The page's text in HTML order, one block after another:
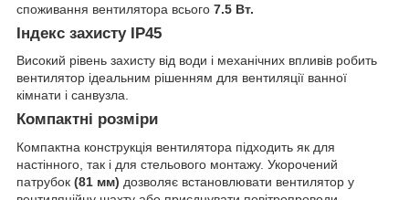
споживання вентилятора всього 7.5 Вт.
Індекс захисту IP45
Високий рівень захисту від води і механічних впливів робить
вентилятор ідеальним рішенням для вентиляції ванної
кімнати і санвузла.
Компактні розміри
Компактна конструкція вентилятора підходить як для
настінного, так і для стельового монтажу. Укорочений
патрубок (81 мм) дозволяє встановлювати вентилятор у